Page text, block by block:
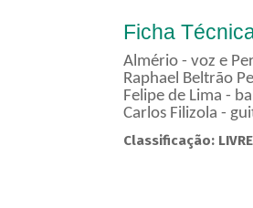
Ficha
Almério - voz e
Raphael Beltrão
Felipe de Lima -
Carlos Filizola -
Classificação: LIVRE